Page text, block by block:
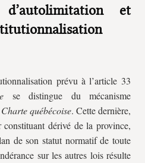
et
prévu à l’article 33
se distingue du mécanisme
Charte québécoise. Cette dernière,
dérivé de la province,
de son statut normatif de toute
sur les autres lois résulte